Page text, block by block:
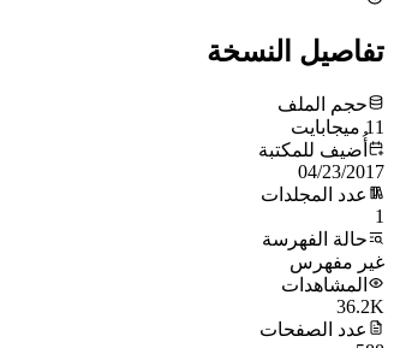
تفاصيل النسخة
حجم الملف
11 ميجابايت
أُضيف للمكتبة
04/23/2017
عدد المجلدات
1
حالة الفهرسة
غير مفهرس
المشاهدات
36.2K
عدد الصفحات